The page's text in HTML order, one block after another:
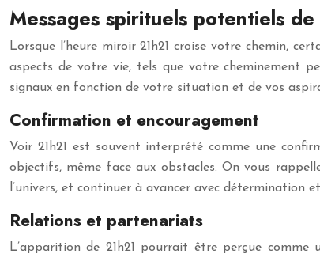
Messages spirituels potentiels de
Lorsque l’heure miroir 21h21 croise votre chemin,
aspects de votre vie, tels que votre cheminement
signaux en fonction de votre situation et de vos
Confirmation et encouragement
Voir 21h21 est souvent interprété comme une
objectifs, même face aux obstacles. On vous
l’univers, et continuer à avancer avec détermination
Relations et partenariats
L’apparition de 21h21 pourrait être perçue